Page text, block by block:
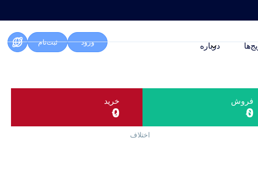
درباره ورود ثبت‌نام
فروش
0
خرید
0
اختلاف